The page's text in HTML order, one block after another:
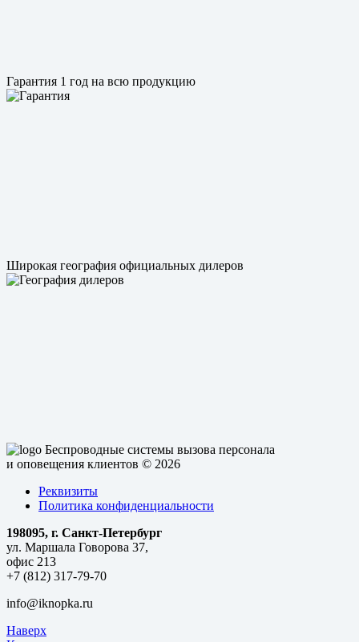
Гарантия 1 год на всю продукцию
Широкая география официальных дилеров
Беспроводные системы вызова персонала
и оповещения клиентов © 2026
Реквизиты
Политика конфиденциальности
198095, г. Санкт-Петербург
ул. Маршала Говорова 37,
офис 213
+7 (812) 317-79-70
info@iknopka.ru
Наверх